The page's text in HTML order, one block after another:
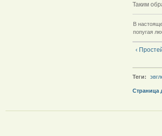
Таким
В
попугая
‹
Теги:
Страница